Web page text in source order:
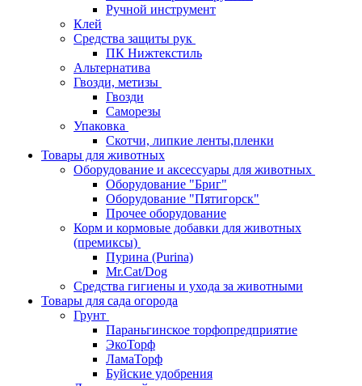
Ручной инструмент
Клей
Средства защиты рук
ПК Нижтекстиль
Альтернатива
Гвозди, метизы
Гвозди
Саморезы
Упаковка
Скотчи, липкие ленты,пленки
Товары для животных
Оборудование и аксессуары для животных
Оборудование "Бриг"
Оборудование "Пятигорск"
Прочее оборудование
Корм и кормовые добавки для животных
(премиксы)
Пурина (Purina)
Mr.Cat/Dog
Средства гигиены и ухода за животными
Товары для сада огорода
Грунт
Параньгинское торфопредприятие
ЭкоТорф
ЛамаТорф
Буйские удобрения